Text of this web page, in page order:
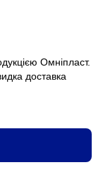
Омніпласт.
доставка